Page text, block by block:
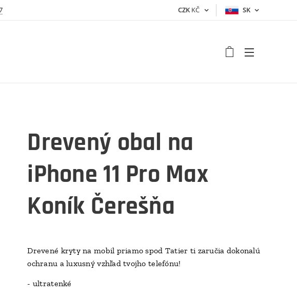
CZK KČ SK
Drevený obal na
iPhone 11 Pro Max
Koník Čerešňa
Drevené kryty na mobil priamo spod Tatier ti zaručia dokonalú
ochranu a luxusný vzhľad tvojho telefónu!
- ultratenké